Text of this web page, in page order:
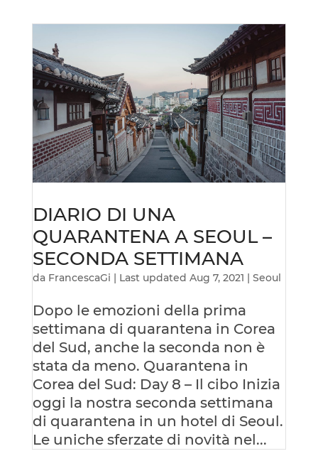
DIARIO DI UNA
QUARANTENA A SEOUL –
SECONDA SETTIMANA
da FrancescaGi | Last updated Aug 7, 2021 | Seoul
Dopo le emozioni della prima
settimana di quarantena in Corea
del Sud, anche la seconda non è
stata da meno. Quarantena in
Corea del Sud: Day 8 – Il cibo Inizia
oggi la nostra seconda settimana
di quarantena in un hotel di Seoul.
Le uniche sferzate di novità nel...